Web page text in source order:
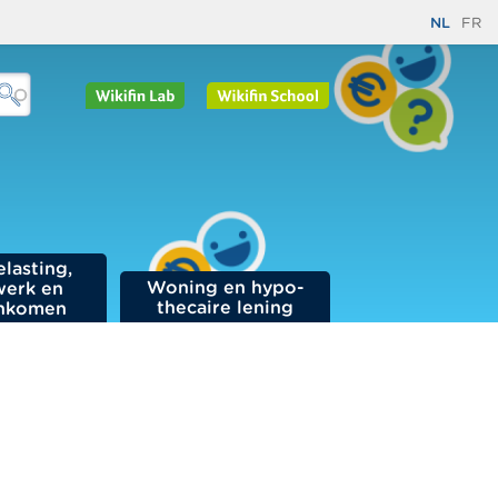
NL FR
en
Woning en hypo­
thecaire lening